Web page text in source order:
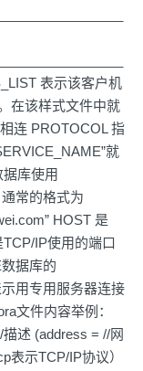
表示该客户机
在该样式文件中就
连 PROTOCOL 指
就
据库使用
常的格式为
HOST 是
IP使用的端口
据库的
用专用服务器连接
文件内容举例：
述 (address = //网
表示TCP/IP协议）